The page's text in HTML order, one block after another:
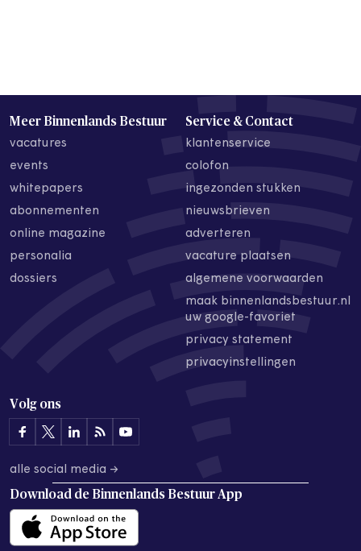
Meer Binnenlands Bestuur
vacatures
events
whitepapers
abonnementen
online magazine
personalia
dossiers
Service & Contact
klantenservice
colofon
ingezonden stukken
nieuwsbrieven
adverteren
vacature plaatsen
algemene voorwaarden
maak binnenlandsbestuur.nl
uw google-favoriet
privacy statement
privacyinstellingen
Volg ons
alle social media →
Download de Binnenlands Bestuur App